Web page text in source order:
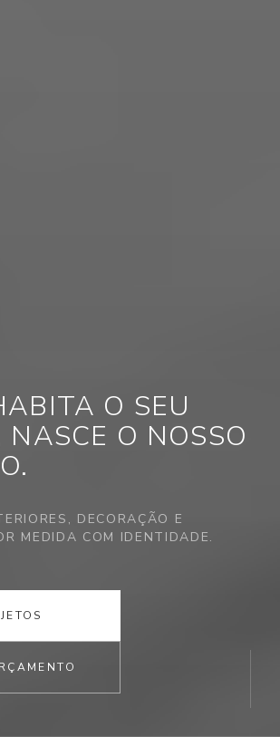
O SEU
NASCE O NOSSO
DECORAÇÃO E
MEDIDA COM IDENTIDADE.